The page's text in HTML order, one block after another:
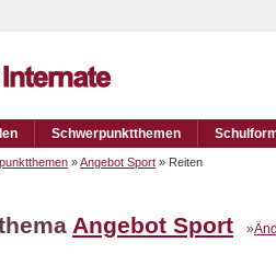
Schwerpunktthemen
»Angebot Sport » Reiten
Angebot Sport »